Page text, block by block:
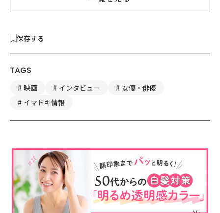
保存する
TAGS
映画 インタビュー
女優・俳優
イマドキ情報